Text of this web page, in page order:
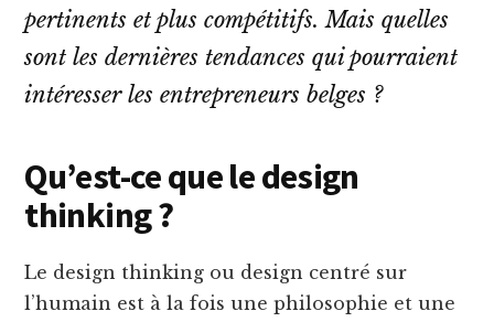
pertinents et plus compétitifs. Mais quelles
sont les dernières tendances qui pourraient
intéresser les entrepreneurs belges ?
Qu’est-ce que le design
thinking ?
Le design thinking ou design centré sur
l’humain est à la fois une philosophie et une